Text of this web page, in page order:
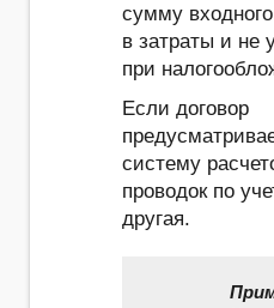
сумму
в затраты и не
при
Если договор
систему
проводок по
другая.